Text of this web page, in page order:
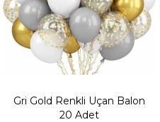
Gri Gold Renkli Uçan Balon
20 Adet